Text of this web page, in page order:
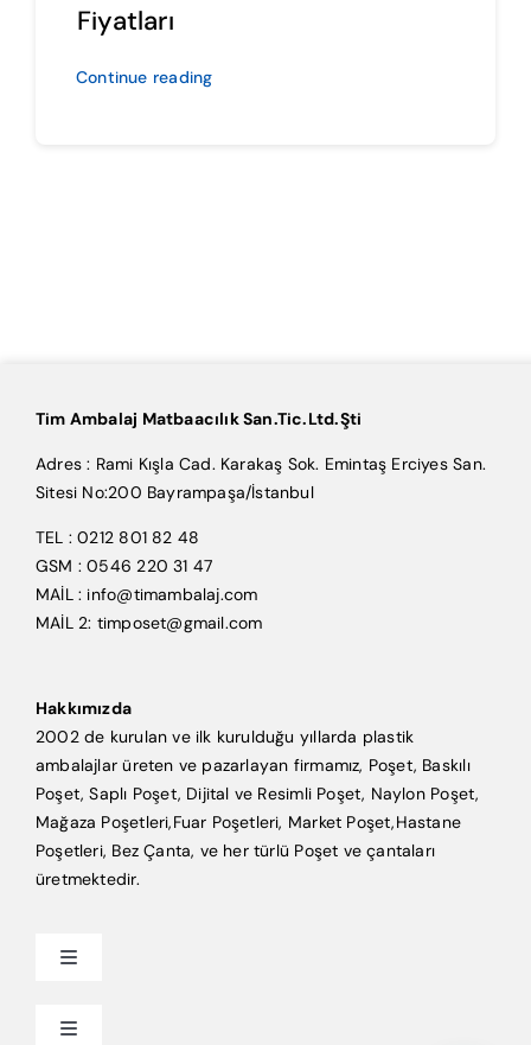
Fiyatları
Continue reading
Tim Ambalaj Matbaacılık San.Tic.Ltd.Şti
Adres : Rami Kışla Cad. Karakaş Sok. Emintaş Erciyes San.
Sitesi No:200 Bayrampaşa/İstanbul
TEL : 0212 801 82 48
GSM : 0546 220 31 47
MAİL : info@timambalaj.com
MAİL 2: timposet@gmail.com
Hakkımızda
2002 de kurulan ve ilk kurulduğu yıllarda plastik
ambalajlar üreten ve pazarlayan firmamız, Poşet, Baskılı
Poşet, Saplı Poşet, Dijital ve Resimli Poşet, Naylon Poşet,
Mağaza Poşetleri,Fuar Poşetleri, Market Poşet,Hastane
Poşetleri, Bez Çanta, ve her türlü Poşet ve çantaları
üretmektedir.
Toggle
Anasayfa
Toggle